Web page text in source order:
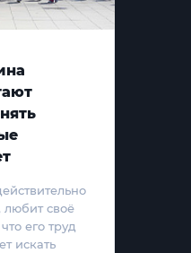
любит своё
его труд
искать